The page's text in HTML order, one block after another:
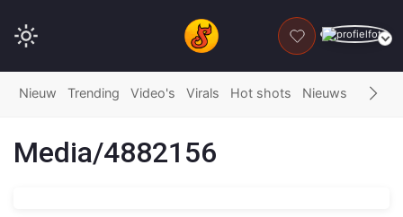
DONEER
Nieuw Trending Video's Virals Hot shots Nieuws Fails
Media/4882156